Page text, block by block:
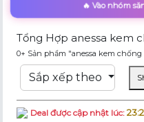
🔥 Vào nhóm
Tổng Hợp anessa kem
0+ Sản phẩm "anessa kem
Sắp xếp theo
Deal được cập nhật lúc: